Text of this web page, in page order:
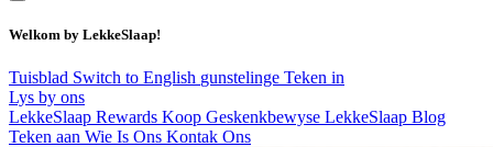
Welkom by LekkeSlaap!
Tuisblad Switch to English gunstelinge Teken in
Lys by ons
LekkeSlaap Rewards Koop Geskenkbewyse LekkeSlaap Blog
Teken aan Wie Is Ons Kontak Ons